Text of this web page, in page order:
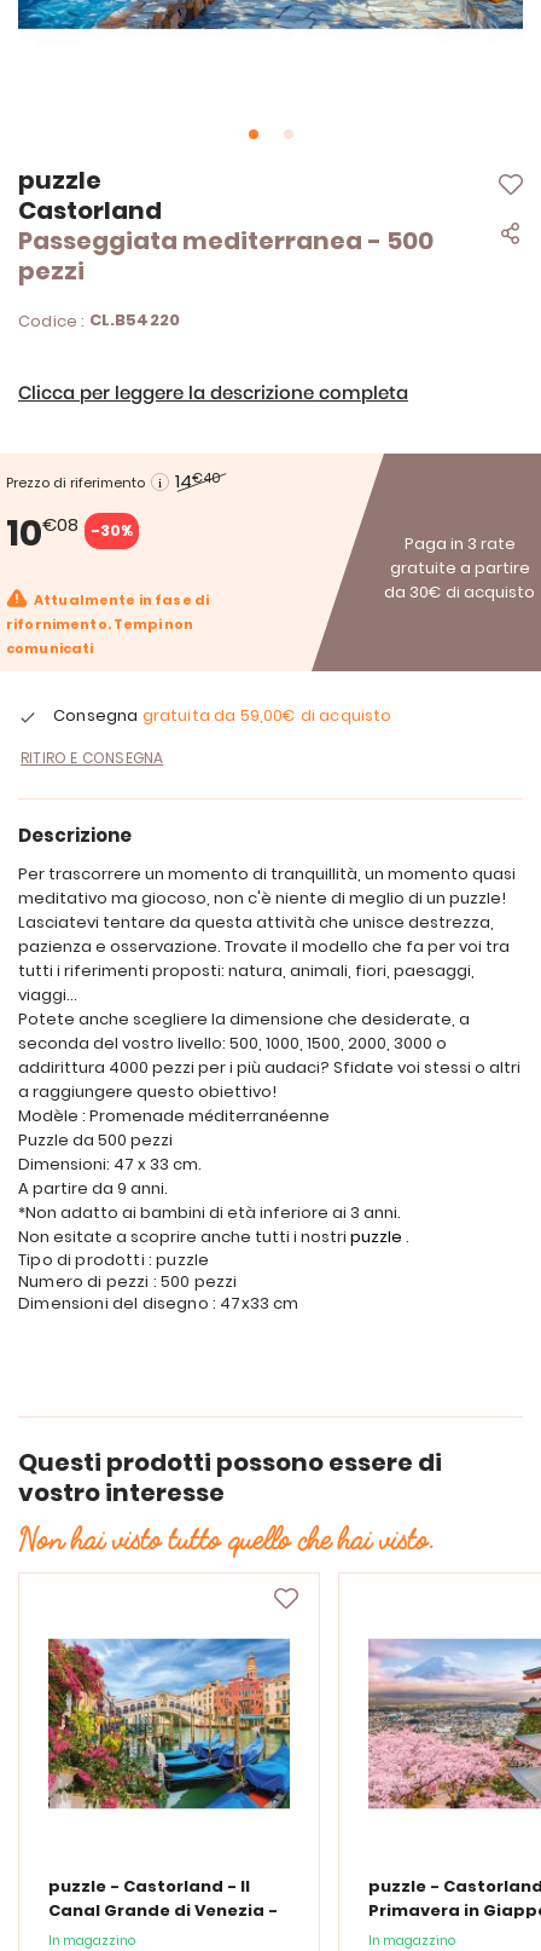
puzzle
Castorland
Passeggiata mediterranea - 500
pezzi
Codice : CL.B54220
Clicca per leggere la descrizione completa
Prezzo di riferimento 14€40
10€08 -30%
Paga in 3 rate
gratuite a partire
da 30€ di acquisto
Attualmente in fase di
rifornimento. Tempi non
comunicati
Consegna gratuita da 59,00€ di acquisto
RITIRO E CONSEGNA
all'inizio
della
galleria
di
immagini
Descrizione
Per trascorrere un momento di tranquillità, un momento quasi
meditativo ma giocoso, non c'è niente di meglio di un puzzle!
Lasciatevi tentare da questa attività che unisce destrezza,
pazienza e osservazione. Trovate il modello che fa per voi tra
tutti i riferimenti proposti: natura, animali, fiori, paesaggi,
viaggi...
Potete anche scegliere la dimensione che desiderate, a
seconda del vostro livello: 500, 1000, 1500, 2000, 3000 o
addirittura 4000 pezzi per i più audaci? Sfidate voi stessi o altri
a raggiungere questo obiettivo!
Modèle : Promenade méditerranéenne
Puzzle da 500 pezzi
Dimensioni: 47 x 33 cm.
A partire da 9 anni.
*Non adatto ai bambini di età inferiore ai 3 anni.
Non esitate a scoprire anche tutti i nostri puzzle .
Tipo di prodotti : puzzle
Numero di pezzi : 500 pezzi
Dimensioni del disegno : 47x33 cm
Questi prodotti possono essere di
vostro interesse
Non hai visto tutto quello che hai visto.
puzzle - Castorland - Il
Canal Grande di Venezia -
500 pezzi
In magazzino
puzzle -
Primavera in
500 pezzi
In magazzino